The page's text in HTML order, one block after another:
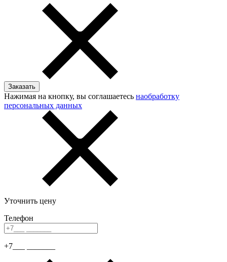
Нажимая на кнопку, вы соглашаетесь наобработку
персональных данных
Уточнить цену
Телефон
+7___ _______